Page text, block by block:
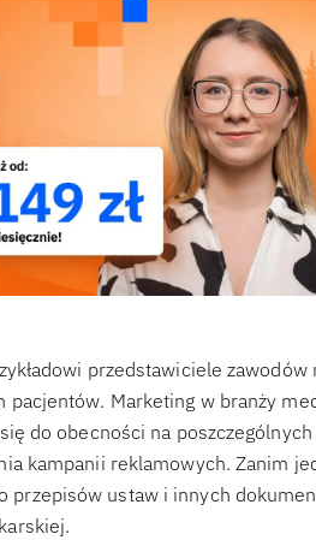
przedstawiciele zawodów
Marketing w branży
do obecności na
kampanii reklamowych. Zanim
przepisów ustaw i innych